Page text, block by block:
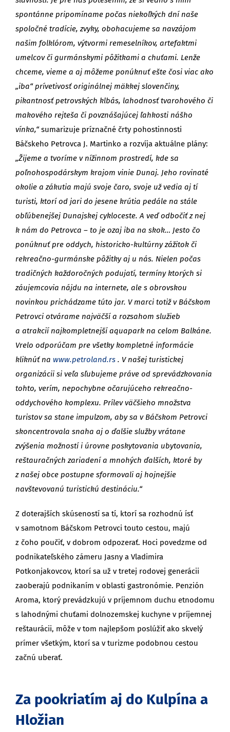
spontánne pripomíname počas niekoľkých dní naše
spoločné tradície, zvyky, obohacujeme sa navzájom
našim folklórom, výtvormi remeselníkov, artefaktmi
umelcov či gurmánskymi pôžitkami a chuťami. Lenže
chceme, vieme a aj môžeme ponúknuť ešte čosi viac ako
„iba“ prívetivosť originálnej mäkkej slovenčiny,
pikantnosť petrovských klbás, lahodnosť tvarohového či
makového rejteša či povznášajúcej ľahkosti nášho
vínka,“sumarizuje príznačné črty pohostinnosti
Báčskeho Petrovca J. Martinko a rozvíja aktuálne plány:
„Žijeme a tvoríme v nížinnom prostredí, kde sa
poľnohospodárskym krajom vinie Dunaj. Jeho rovinaté
okolie a zákutia majú svoje čaro, svoje už vedia aj tí
turisti, ktorí od jari do jesene krútia pedále na stále
obľúbenejšej Dunajskej cykloceste. A veď odbočiť z nej
k nám do Petrovca – to je ozaj iba na skok… Jesto čo
ponúknuť pre oddych, historicko-kultúrny zážitok či
rekreačno-gurmánske pôžitky aj u nás. Nielen počas
tradičných každoročných podujatí, termíny ktorých si
záujemcovia nájdu na internete, ale s obrovskou
novinkou prichádzame túto jar. V marci totiž v Báčskom
Petrovci otvárame najväčší a rozsahom služieb
a atrakcií najkompletnejší aquapark na celom Balkáne.
Vrelo odporúčam pre všetky kompletné informácie
kliknúť na www.petroland.rs . V našej turistickej
organizácii si veľa sľubujeme práve od sprevádzkovania
tohto, verím, nepochybne očarujúceho rekreačno-
oddychového komplexu. Prílev väčšieho množstva
turistov sa stane impulzom, aby sa v Báčskom Petrovci
skoncentrovala snaha aj o ďalšie služby vrátane
zvýšenia možností i úrovne poskytovania ubytovania,
reštauračných zariadení a mnohých ďalších, ktoré by
z našej obce postupne sformovali aj hojnejšie
navštevovanú turistickú destináciu.“
Z doterajších skúseností sa tí, ktorí sa rozhodnú ísť
v samotnom Báčskom Petrovci touto cestou, majú
z čoho poučiť, v dobrom odpozerať. Hoci povedzme od
podnikateľského zámeru Jasny a Vladimira
Potkonjakovcov, ktorí sa už v tretej rodovej generácii
zaoberajú podnikaním v oblasti gastronómie. Penzión
Aroma, ktorý prevádzkujú v príjemnom duchu etnodomu
s lahodnými chuťami dolnozemskej kuchyne v príjemnej
reštaurácii, môže v tom najlepšom poslúžiť ako skvelý
prímer všetkým, ktorí sa v turizme podobnou cestou
začnú uberať.
Za pookriatím aj do Kulpína a
Hložian